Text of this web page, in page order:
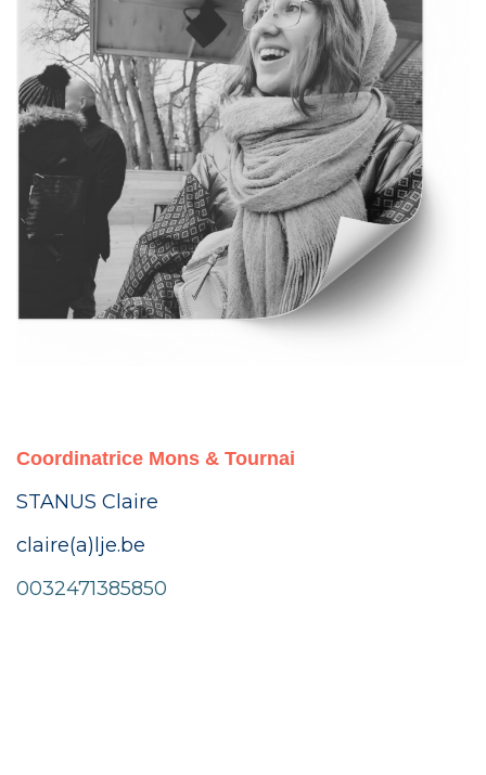
Coordinatrice Mons & Tournai
STANUS Claire
claire(a)lje.be
0032471385850